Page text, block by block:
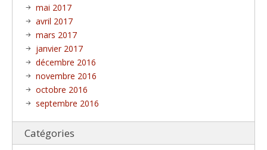
mai 2017
avril 2017
mars 2017
janvier 2017
décembre 2016
novembre 2016
octobre 2016
septembre 2016
Catégories